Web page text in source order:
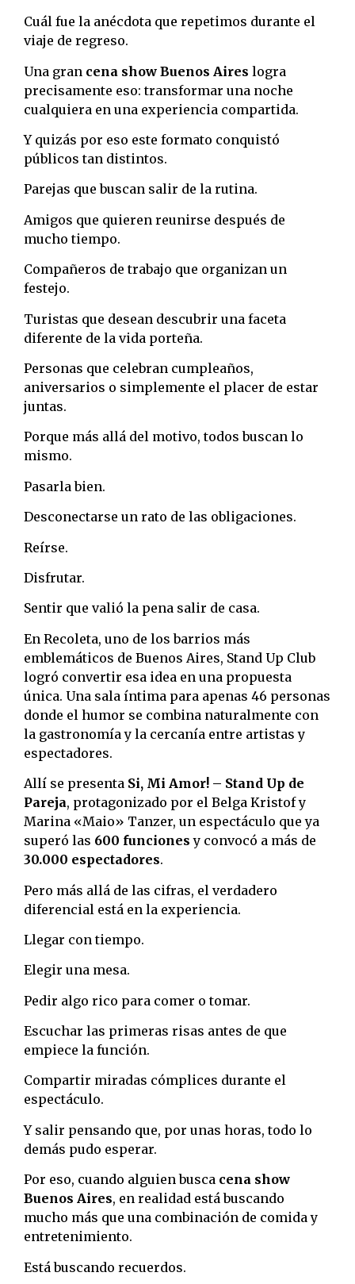
Cuál fue la anécdota que repetimos durante el
viaje de regreso.
Una gran cena show Buenos Aires logra
precisamente eso: transformar una noche
cualquiera en una experiencia compartida.
Y quizás por eso este formato conquistó
públicos tan distintos.
Parejas que buscan salir de la rutina.
Amigos que quieren reunirse después de
mucho tiempo.
Compañeros de trabajo que organizan un
festejo.
Turistas que desean descubrir una faceta
diferente de la vida porteña.
Personas que celebran cumpleaños,
aniversarios o simplemente el placer de estar
juntas.
Porque más allá del motivo, todos buscan lo
mismo.
Pasarla bien.
Desconectarse un rato de las obligaciones.
Reírse.
Disfrutar.
Sentir que valió la pena salir de casa.
En Recoleta, uno de los barrios más
emblemáticos de Buenos Aires, Stand Up Club
logró convertir esa idea en una propuesta
única. Una sala íntima para apenas 46 personas
donde el humor se combina naturalmente con
la gastronomía y la cercanía entre artistas y
espectadores.
Allí se presenta Si, Mi Amor! – Stand Up de
Pareja, protagonizado por el Belga Kristof y
Marina «Maio» Tanzer, un espectáculo que ya
superó las 600 funciones y convocó a más de
30.000 espectadores.
Pero más allá de las cifras, el verdadero
diferencial está en la experiencia.
Llegar con tiempo.
Elegir una mesa.
Pedir algo rico para comer o tomar.
Escuchar las primeras risas antes de que
empiece la función.
Compartir miradas cómplices durante el
espectáculo.
Y salir pensando que, por unas horas, todo lo
demás pudo esperar.
Por eso, cuando alguien busca cena show
Buenos Aires, en realidad está buscando
mucho más que una combinación de comida y
entretenimiento.
Está buscando recuerdos.